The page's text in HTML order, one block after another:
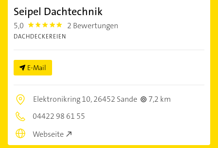
Seipel Dachtechnik
5,0 5.0 2 Bewertungen
DACHDECKEREIEN
E-Mail
Elektronikring 10,26452 Sande
7,2 km
04422 98 61 55
Webseite